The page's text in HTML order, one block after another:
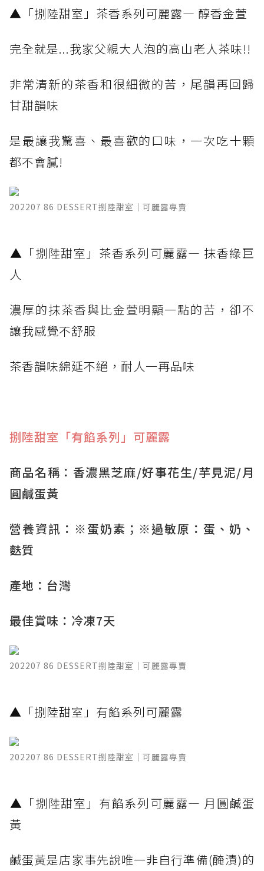
​▲「捌陸甜室」茶香系列可麗露— 醇香金萱 ​
完全就是...我家父親大人泡的高山老人茶味!!
非常清新的茶香和很細微的苦，尾韻再回歸
甘甜韻味
是最讓我驚喜、最喜歡的口味，一次吃十顆
都不會膩!
202207 86 DESSERT捌陸甜室｜可麗露專賣
​▲「捌陸甜室」茶香系列可麗露— 抹香綠巨
人 ​
濃厚的抹茶香與比金萱明顯一點的苦，卻不
讓我感覺不舒服
茶香韻味綿延不絕，耐人一再品味
捌陸甜室「有餡系列」可麗露
商品名稱：香濃黑芝麻/好事花生/芋見泥/月
圓鹹蛋黃
營養資訊：※蛋奶素；※過敏原：蛋、奶、
麩質
產地：台灣
最佳賞味：冷凍7天
202207 86 DESSERT捌陸甜室｜可麗露專賣
​▲「捌陸甜室」有餡系列可麗露
202207 86 DESSERT捌陸甜室｜可麗露專賣
​▲「捌陸甜室」有餡系列可麗露— 月圓鹹蛋
黃
鹹蛋黃是店家事先說唯一非自行準備(醃漬)的